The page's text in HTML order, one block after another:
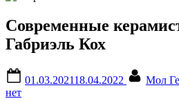
Современные
Габриэль Кох
on
01.03.202118.04.2022 Мол
нет